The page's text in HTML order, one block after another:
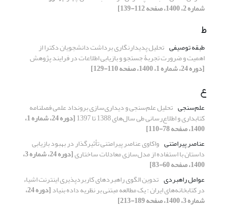
شماره 2، 1400، صفحه 112-139]
ط
طبقه توصیفی تحلیل پدیدارنگاری برداشت دانشجویان دکترا از
اهمیت و ضرورت تجربۀ جستجو و بازیابی اطلاعات در فرایند پژوهش
[دوره 24، شماره 1، 1400، صفحه 110-129]
ع
علم‌سنجی تحلیل علم‌سنجی و دیداری‌سازی برونداد علمی فصلنامه
کتابداری و اطلاع‌رسانی طی سال‌های 1388 تا 1397 [دوره 24، شماره 1،
1400، صفحه 78-110]
عناصر پیرامتنی واکاوی عناصر پیرامتنی تأثیرگذار در بهبود بازیابی
داستان با استفاده از مدل‌سازی معادلات ساختاری [دوره 24، شماره 3،
1400، صفحه 60-83]
عوامل راهبردی تدوین الگوی راهبردهای کاربردپذیری اینترنت اشیاء
در کتابخانه‌های ایران : یک مطالعه مبتنی بر نظریه داده بنیاد [دوره 24،
شماره 3، 1400، صفحه 189-213]